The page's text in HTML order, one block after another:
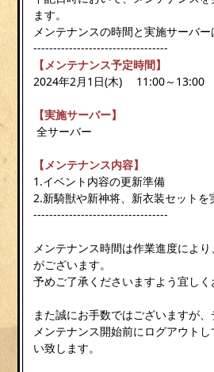
ます。
メンテナンスの時間と実施サーバー
----------------------------------
【メンテナンス予定時間】
2024年2月1日(木) 11:00～13:00
【実施サーバー】
全サーバー
【メンテナンス内容】
1.イベント内容の更新準備
2.新騎獣や新神将、新衣装セットを
----------------------------------
メンテナンス時間は作業進度によ
がございます。
予めご了承くださいますよう宜しく
また誠にお手数ではございますが、
メンテナンス開始前にログアウト
い致します。